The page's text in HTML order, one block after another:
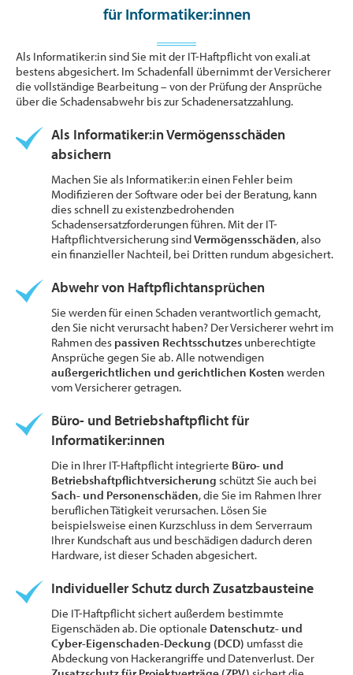
für Informatiker:innen
Als Informatiker:in sind Sie mit der IT-Haftpflicht von exali.at
bestens abgesichert. Im Schadenfall übernimmt der Versicherer
die vollständige Bearbeitung – von der Prüfung der Ansprüche
über die Schadensabwehr bis zur Schadenersatzzahlung.
Als Informatiker:in Vermögensschäden
absichern
Machen Sie als Informatiker:in einen Fehler beim
Modifizieren der Software oder bei der Beratung, kann
dies schnell zu existenzbedrohenden
Schadensersatzforderungen führen. Mit der IT-
Haftpflichtversicherung sindVermögensschäden,also
ein finanzieller Nachteil, bei Dritten rundum abgesichert.
Abwehr von Haftpflichtansprüchen
Sie werden für einen Schaden verantwortlich gemacht,
den Sie nicht verursacht haben? Der Versicherer wehrt im
Rahmen des passiven Rechtsschutzes unberechtigte
Ansprüche gegen Sie ab. Alle notwendigen
außergerichtlichen und gerichtlichen Kosten werden
vom Versicherer getragen.
Büro- und Betriebshaftpflicht für
Informatiker:innen
Die in Ihrer IT-Haftpflicht integrierte Büro- und
Betriebshaftpflichtversicherung schützt Sie auch bei
Sach- und Personenschäden, die Sie im Rahmen Ihrer
beruflichen Tätigkeit verursachen. Lösen Sie
beispielsweise einen Kurzschluss in dem Serverraum
Ihrer Kundschaft aus und beschädigen dadurch deren
Hardware, ist dieser Schaden abgesichert.
Individueller Schutz durch Zusatzbausteine
Die IT-Haftpflicht sichert außerdem bestimmte
Eigenschäden ab. Die optionale Datenschutz- und
Cyber-Eigenschaden-Deckung (DCD) umfasst die
Abdeckung von Hackerangriffe und Datenverlust. Der